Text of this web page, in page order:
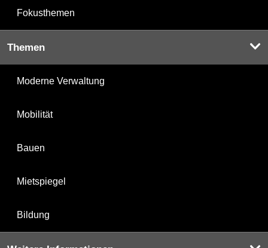
Fokusthemen
Themen
Moderne Verwaltung
Mobilität
Bauen
Mietspiegel
Bildung